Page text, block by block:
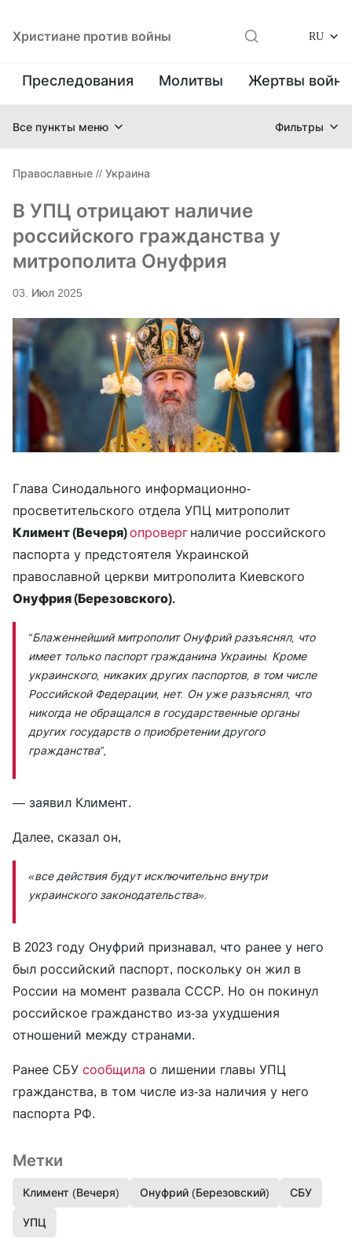
Христиане против войны RU
Преследования Молитвы Жертвы
Все пункты меню Фильтры
Православные // Украина
В УПЦ отрицают наличие
российского гражданства у
митрополита Онуфрия
03. Июл 2025
Глава Синодального информационно-
просветительского отдела УПЦ митрополит
Климент (Вечеря)опроверг наличие российского
паспорта у предстоятеля Украинской
православной церкви митрополита Киевского
Онуфрия (Березовского).
“Блаженнейший митрополит Онуфрий разъяснял, что
имеет только паспорт гражданина Украины. Кроме
украинского, никаких других паспортов, в том числе
Российской Федерации, нет. Он уже разъяснял, что
никогда не обращался в государственные органы
других государств о приобретении другого
гражданства”,
— заявил Климент.
Далее, сказал он,
«все действия будут исключительно внутри
украинского законодательства».
В 2023 году Онуфрий признавал, что ранее у него
был российский паспорт, поскольку он жил в
России на момент развала СССР. Но он покинул
российское гражданство из-за ухудшения
отношений между странами.
Ранее СБУ сообщила о лишении главы УПЦ
гражданства, в том числе из-за наличия у него
паспорта РФ.
Метки
Климент (Вечеря) Онуфрий (Березовский) СБУ
УПЦ